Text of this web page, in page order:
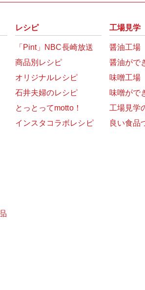
レシピ
「Pint」NBC長崎放送
商品別レシピ
オリジナルレシピ
石井夫婦のレシピ
とっとってmotto！
インスタコラボレシピ
工場見学
醤油工場
醤油がで
味噌工場
味噌がで
工場見学
良い食品